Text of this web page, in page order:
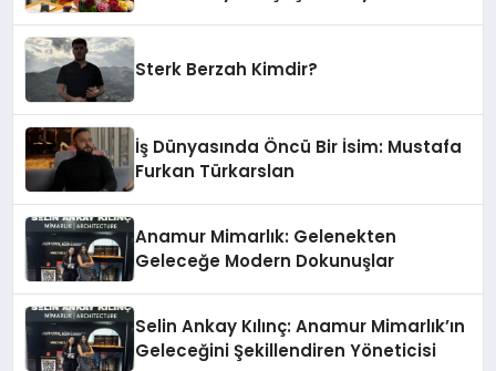
Sterk Berzah Kimdir?
İş Dünyasında Öncü Bir İsim: Mustafa
Furkan Türkarslan
Anamur Mimarlık: Gelenekten
Geleceğe Modern Dokunuşlar
Selin Ankay Kılınç: Anamur Mimarlık’ın
Geleceğini Şekillendiren Yöneticisi